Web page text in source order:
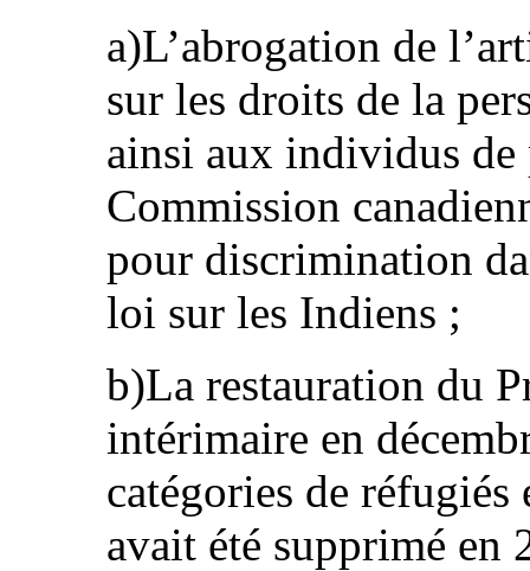
a)L’abrogation de
sur les droits de la
ainsi aux individus de
Commission
pour discrimination
loi sur les Indiens ;
b)La restauration du
intérimaire en
catégories de réfugiés
avait été supprimé en